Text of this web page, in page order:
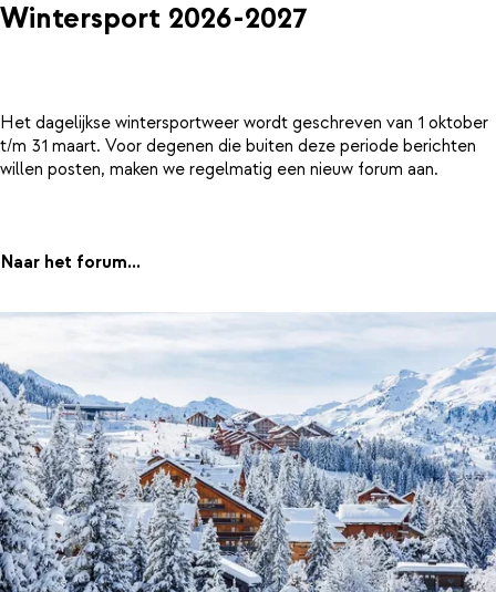
Wintersport 2026-2027
Het dagelijkse wintersportweer wordt geschreven van 1 oktober
t/m 31 maart. Voor degenen die buiten deze periode berichten
willen posten, maken we regelmatig een nieuw forum aan.
Naar het forum...